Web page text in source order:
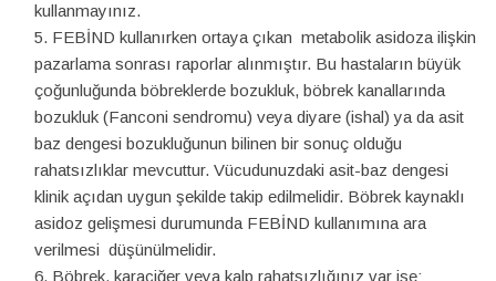
kullanmayınız.
FEBİND kullanırken ortaya çıkan metabolik asidoza ilişkin
pazarlama sonrası raporlar alınmıştır. Bu hastaların büyük
çoğunluğunda böbreklerde bozukluk, böbrek kanallarında
bozukluk (Fanconi sendromu) veya diyare (ishal) ya da asit
baz dengesi bozukluğunun bilinen bir sonuç olduğu
rahatsızlıklar mevcuttur. Vücudunuzdaki asit-baz dengesi
klinik açıdan uygun şekilde takip edilmelidir. Böbrek kaynaklı
asidoz gelişmesi durumunda FEBİND kullanımına ara
verilmesi düşünülmelidir.
Böbrek, karaciğer veya kalp rahatsızlığınız var ise;